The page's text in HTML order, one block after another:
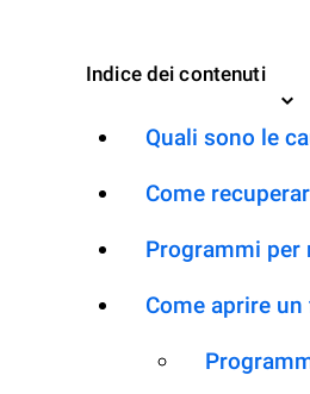
Indice dei contenuti
Quali sono le
Come
Programmi per
Come aprire un